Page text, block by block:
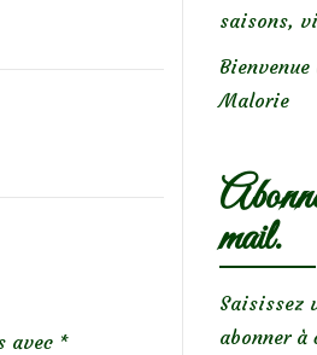
avec *
saisons,
Malorie
mail.
Saisissez
abonner à